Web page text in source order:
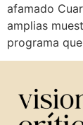
afamado
amplias
programa